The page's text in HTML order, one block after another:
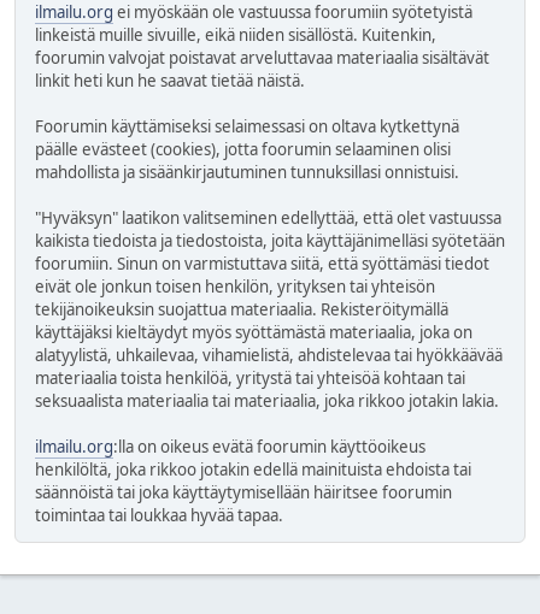
ilmailu.org ei myöskään ole vastuussa foorumiin syötetyistä
linkeistä muille sivuille, eikä niiden sisällöstä. Kuitenkin,
foorumin valvojat poistavat arveluttavaa materiaalia sisältävät
linkit heti kun he saavat tietää näistä.
Foorumin käyttämiseksi selaimessasi on oltava kytkettynä
päälle evästeet (cookies), jotta foorumin selaaminen olisi
mahdollista ja sisäänkirjautuminen tunnuksillasi onnistuisi.
"Hyväksyn" laatikon valitseminen edellyttää, että olet vastuussa
kaikista tiedoista ja tiedostoista, joita käyttäjänimelläsi syötetään
foorumiin. Sinun on varmistuttava siitä, että syöttämäsi tiedot
eivät ole jonkun toisen henkilön, yrityksen tai yhteisön
tekijänoikeuksin suojattua materiaalia. Rekisteröitymällä
käyttäjäksi kieltäydyt myös syöttämästä materiaalia, joka on
alatyylistä, uhkailevaa, vihamielistä, ahdistelevaa tai hyökkäävää
materiaalia toista henkilöä, yritystä tai yhteisöä kohtaan tai
seksuaalista materiaalia tai materiaalia, joka rikkoo jotakin lakia.
ilmailu.org:lla on oikeus evätä foorumin käyttöoikeus
henkilöltä, joka rikkoo jotakin edellä mainituista ehdoista tai
säännöistä tai joka käyttäytymisellään häiritsee foorumin
toimintaa tai loukkaa hyvää tapaa.